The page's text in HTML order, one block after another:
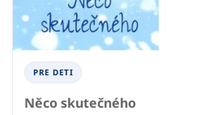
PRE DETI
Něco skutečného